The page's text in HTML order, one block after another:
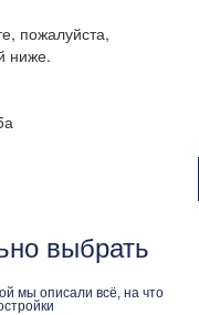
пожалуйста,
ниже.
выбрать
мы описали всё, на что